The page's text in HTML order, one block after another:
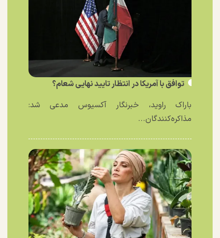
توافق با آمریکا در انتظار تایید نهایی شعام؟
باراک راوید، خبرنگار آکسیوس مدعی شد:
مذاکره‌کنندگان...